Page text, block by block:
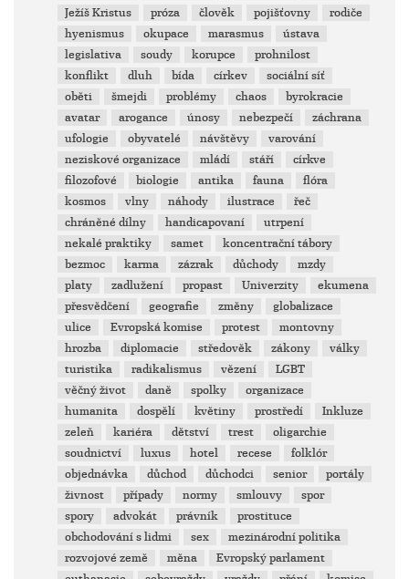
Ježíš Kristus
próza člověk pojišťovny
rodiče
hyenismus
okupace marasmus
ústava
legislativa
soudy korupce
prohnilost
konflikt
dluh bída církev
sociální síť
oběti
šmejdi problémy chaos
byrokracie
avatar
arogance únosy nebezpečí
záchrana
ufologie
obyvatelé návštěvy
varování
neziskové organizace
mládí stáří
církve
filozofové
biologie antika fauna
flóra
kosmos
vlny náhody ilustrace
řeč
chráněné dílny
handicapovaní
utrpení
nekalé praktiky
samet
koncentrační tábory
bezmoc
karma zázrak důchody
mzdy
platy
zadlužení propast Univerzity
ekumena
přesvědčení
geografie změny
globalizace
ulice
Evropská komise protest
montovny
hrozba
diplomacie středověk zákony
války
turistika
radikalismus vězení
LGBT
věčný život
daně spolky
organizace
humanita
dospělí květiny prostředí
Inkluze
zeleň
kariéra dětství trest
oligarchie
soudnictví
luxus hotel recese
folklór
objednávka
důchod důchodci senior
portály
živnost
případy normy smlouvy
spor
spory
advokát právník
prostituce
obchodování s lidmi
sex
mezinárodní politika
rozvojové země
měna
Evropský parlament